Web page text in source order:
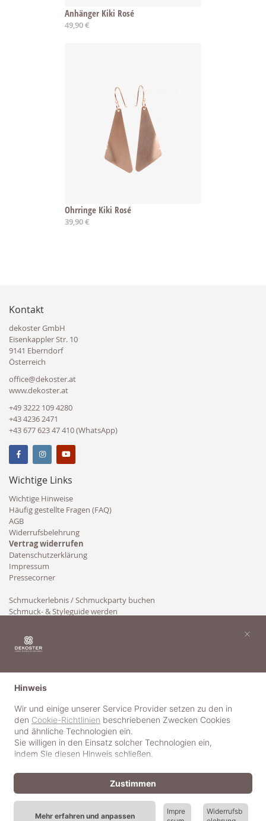
Anhänger Kiki Rosé
49,90 €
Ohrringe Kiki Rosé
39,90 €
Kontakt
dekoster GmbH
Eisenkappler Str. 10
9141 Eberndorf
Österreich
office@dekoster.at
www.dekoster.at
+49 3222 109 4280
+43 4236 2471
+43 677 623 47 410 (WhatsApp)
Wichtige Links
Wichtige Hinweise
Häufig gestellte Fragen (FAQ)
AGB
Widerrufsbelehrung
Vertrag widerrufen
Datenschutzerklärung
Impressum
Pressecorner
Schmuckerlebnis / Schmuckparty buchen
Schmuck- & Styleguide werden
Hinweis
Wir und einige unserer Service Provider setzen zu den in
den Cookie-Richtlinien beschriebenen Zwecken Cookies
und ähnliche Technologien ein.
Sie willigen in den Einsatz solcher Technologien ein,
indem Sie diesen Hinweis schließen.
Mehr erfahren und anpassen
Impre
Widerrufsb
Zustimmen
×